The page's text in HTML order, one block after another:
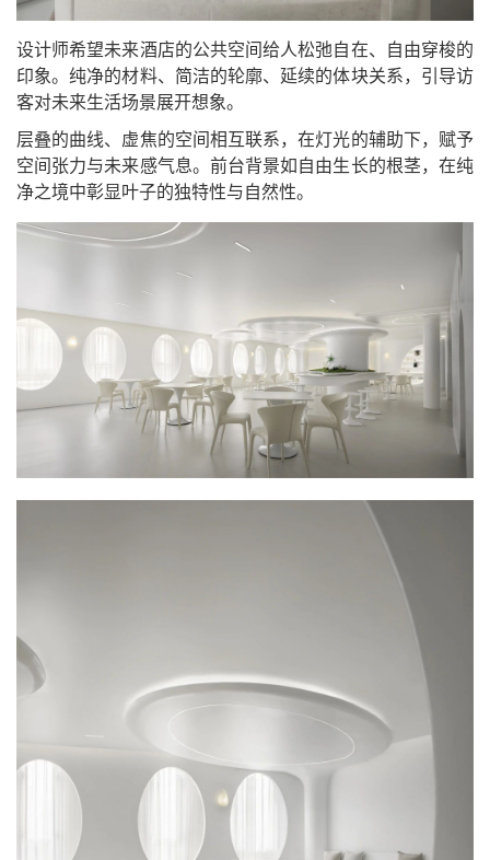
设计师希望未来酒店的公共空间给人松弛自在、自由穿梭的
印象。纯净的材料、简洁的轮廓、延续的体块关系，引导访
客对未来生活场景展开想象。
层叠的曲线、虚焦的空间相互联系，在灯光的辅助下，赋予
空间张力与未来感气息。前台背景如自由生长的根茎，在纯
净之境中彰显叶子的独特性与自然性。